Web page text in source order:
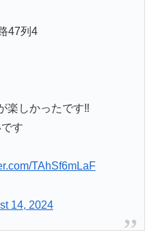
47列4
楽しかったです‼︎
す
TAhSf6mLaF
14, 2024